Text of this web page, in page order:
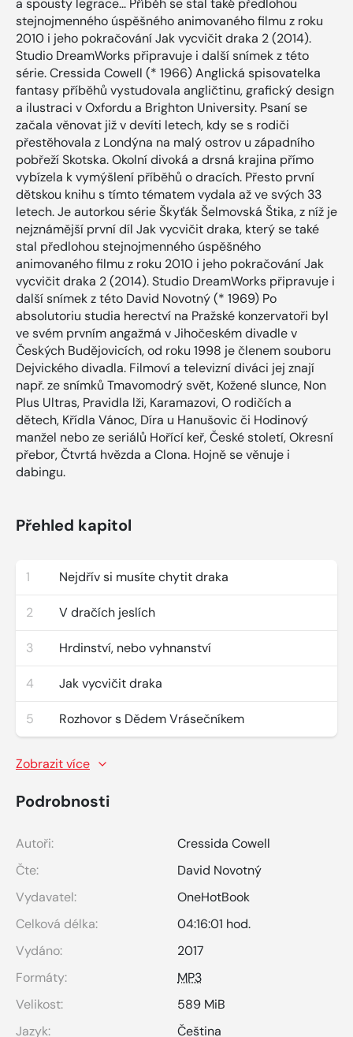
a spousty legrace... Příběh se stal také předlohou
stejnojmenného úspěšného animovaného filmu z roku
2010 i jeho pokračování Jak vycvičit draka 2 (2014).
Studio DreamWorks připravuje i další snímek z této
série. Cressida Cowell (* 1966) Anglická spisovatelka
fantasy příběhů vystudovala angličtinu, grafický design
a ilustraci v Oxfordu a Brighton University. Psaní se
začala věnovat již v devíti letech, kdy se s rodiči
přestěhovala z Londýna na malý ostrov u západního
pobřeží Skotska. Okolní divoká a drsná krajina přímo
vybízela k vymýšlení příběhů o dracích. Přesto první
dětskou knihu s tímto tématem vydala až ve svých 33
letech. Je autorkou série Škyťák Šelmovská Štika, z níž je
nejznámější první díl Jak vycvičit draka, který se také
stal předlohou stejnojmenného úspěšného
animovaného filmu z roku 2010 i jeho pokračování Jak
vycvičit draka 2 (2014). Studio DreamWorks připravuje i
další snímek z této David Novotný (* 1969) Po
absolutoriu studia herectví na Pražské konzervatoři byl
ve svém prvním angažmá v Jihočeském divadle v
Českých Budějovicích, od roku 1998 je členem souboru
Dejvického divadla. Filmoví a televizní diváci jej znají
např. ze snímků Tmavomodrý svět, Kožené slunce, Non
Plus Ultras, Pravidla lži, Karamazovi, O rodičích a
dětech, Křídla Vánoc, Díra u Hanušovic či Hodinový
manžel nebo ze seriálů Hořící keř, České století, Okresní
přebor, Čtvrtá hvězda a Clona. Hojně se věnuje i
dabingu.
Přehled kapitol
1 Nejdřív si musíte chytit draka
2 V dračích jeslích
3 Hrdinství, nebo vyhnanství
4 Jak vycvičit draka
5 Rozhovor s Dědem Vrásečníkem
Zobrazit více
Podrobnosti
Autoři:
Cressida Cowell
Čte:
David Novotný
Vydavatel:
OneHotBook
Celková délka:
04:16:01 hod.
Vydáno:
2017
Formáty:
MP3
Velikost:
589 MiB
Jazyk:
Čeština